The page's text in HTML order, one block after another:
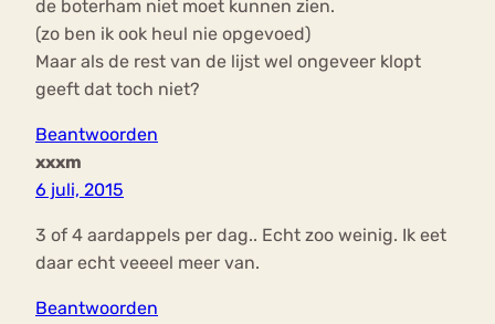
de boterham niet moet kunnen zien.
(zo ben ik ook heul nie opgevoed)
Maar als de rest van de lijst wel ongeveer klopt
geeft dat toch niet?
Beantwoorden
xxxm
6 juli, 2015
3 of 4 aardappels per dag.. Echt zoo weinig. Ik eet
daar echt veeeel meer van.
Beantwoorden